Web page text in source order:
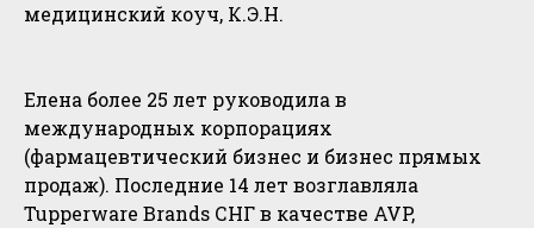
медицинский коуч, К.Э.Н.
Елена более 25 лет руководила в
международных корпорациях
(фармацевтический бизнес и бизнес прямых
продаж). Последние 14 лет возглавляла
Tupperware Brands СНГ в качестве AVP,